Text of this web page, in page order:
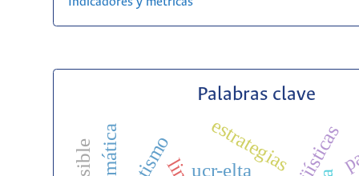
Palabras clave
ucr-elta
estrategias